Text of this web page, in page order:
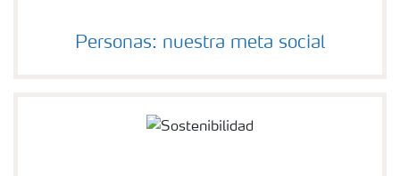
Personas: nuestra meta social